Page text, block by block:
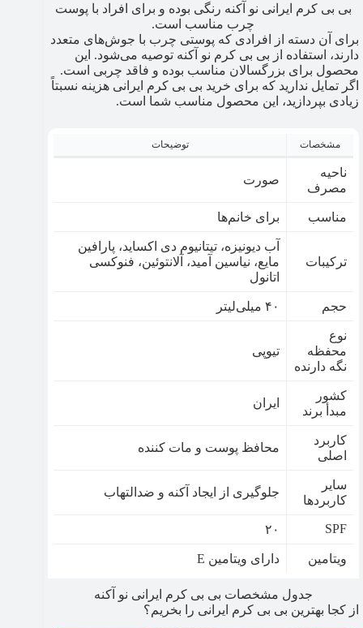
بی بی کرم ایرانی نو آکنه رنگی بوده و برای افراد با پوست
چرب مناسب است.
برای آن دسته از افرادی که پوستی چرب با جوش‌های متعدد
دارند، استفاده از بی بی کرم نو آکنه توصیه می‌شود. این
محصول برای بزرگسالان مناسب بوده و فاقد چربی است.
اگر تمایل ندارید که برای خرید بی بی کرم ایرانی هزینه نسبتاً
زیادی بپردازید، این محصول مناسب شما است.
مشخصات توضیحات
ناحیه
مصرف
صورت
مناسب برای خانم‌ها
ترکیبات
آب دیونیزه، تیتانیوم دی اکساید، پارافین
مایع، نیاسین آمید، آلانتوئین، فنوکسی
اتانول
حجم ۴۰ میلی‌لیتر
نوع
محفظه
نگه دارنده
تیوپی
کشور
مبدأ برند
ایران
کاربرد
اصلی
محافظ پوست و مات کننده
سایر
کاربردها
جلوگیری از ایجاد آکنه و ضدالتهاب
SPF ۲۰
ویتامین دارای ویتامین E
جدول مشخصات بی بی کرم ایرانی نو آکنه
از کجا بهترین بی بی کرم ایرانی را بخریم؟